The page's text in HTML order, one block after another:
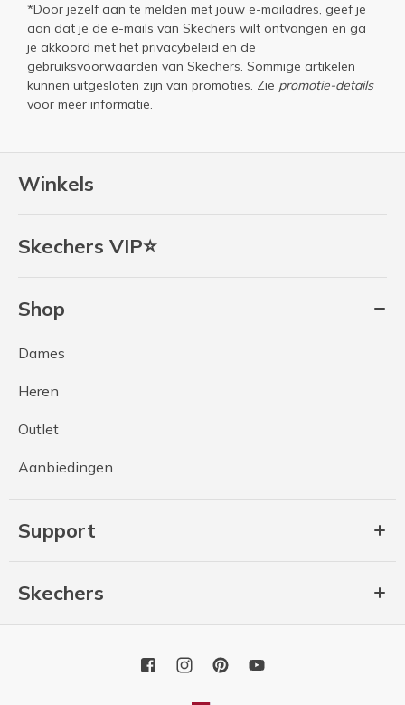
Winkels
Skechers VIP⭐
Shop
Dames
Heren
Outlet
Aanbiedingen
Support
Skechers
*Door jezelf aan te melden met jouw e-mailadres, geef je
aan dat je de e-mails van Skechers wilt ontvangen en ga
je akkoord met het privacybeleid en de
gebruiksvoorwaarden van Skechers. Sommige artikelen
kunnen uitgesloten zijn van promoties. Zie promotie-details
voor meer informatie.